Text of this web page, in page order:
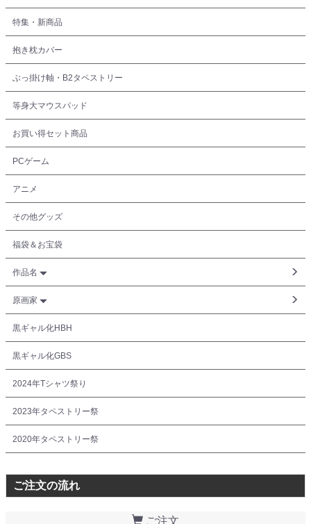
特集・新商品
抱き枕カバー
ぶっ掛け軸・B2タペストリー
等身大マウスパッド
お買い得セット商品
PCゲーム
アニメ
その他グッズ
福袋＆お宝袋
作品名
原画家
黒ギャル化HBH
黒ギャル化GBS
2024年Tシャツ祭り
2023年タペストリー祭
2020年タペストリー祭
ご注文の流れ
ご注文